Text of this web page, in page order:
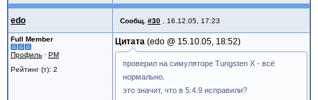
edo Сообщ. #30 16.12.05, 17:23
Full Member
Профиль · PM
Рейтинг (т): 2
Цитата edo @ 15.10.05, 18:52
проверил на симуляторе Tungsten X - всё
нормально.
это значит, что в 5.4.9 исправили?